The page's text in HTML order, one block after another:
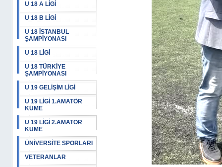
U 18 A LİGİ
U 18 B LİGİ
U 18 İSTANBUL
ŞAMPİYONASI
U 18 LİGİ
U 18 TÜRKİYE
ŞAMPİYONASI
U 19 GELİŞİM LİGİ
U 19 LİGİ 1.AMATÖR
KÜME
U 19 LİGİ 2.AMATÖR
KÜME
ÜNİVERSİTE SPORLARI
VETERANLAR